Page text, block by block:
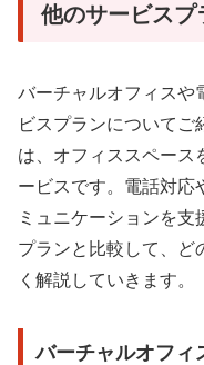
他のサービスプ
バーチャルオフィスや
ビスプランについてご
は、オフィススペース
ービスです。電話対応
ミュニケーションを
プランと比較して、ど
く解説していきます。
バーチャルオフィ